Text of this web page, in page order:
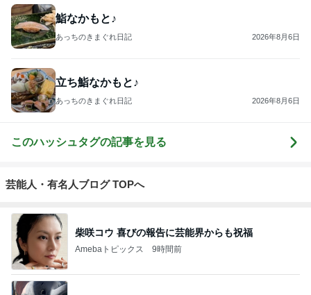
鮨なかもと♪
あっちのきまぐれ日記 2026年8月6日
立ち鮨なかもと♪
あっちのきまぐれ日記 2026年8月6日
このハッシュタグの記事を見る
芸能人・有名人ブログ TOPへ
柴咲コウ 喜びの報告に芸能界からも祝福
Amebaトピックス 9時間前